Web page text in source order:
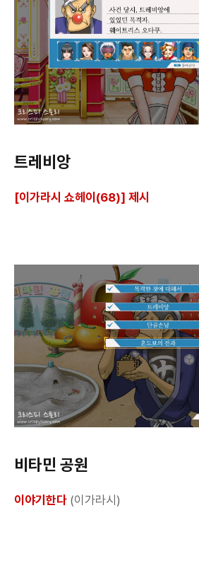
트레비앙
[이가라시 쇼헤이(68)] 제시
비타민 공원
이야기한다 (이가라시)